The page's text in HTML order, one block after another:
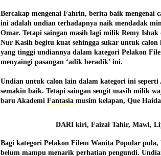
Bercakap mengenai Fahrin, berita baik mengenai
ini adalah undian terhadapnya naik mendadak
Omar. Tetapi saingan masih lagi milik Remy
Nur Kasih begitu kuat sehingga sukar untuk
yang tinggi undiannya dalam kategori Pelakon
menyaingi pasangan ‘adik beradik’ ini.
Undian untuk calon lain dalam kategori ini
semakin baik. Tetapi saingan sengit masih milik
baru Akademi Fantasia musim kelapan, Que
DARI kiri, Faizal Tahir, Mawi,
Bagi kategori Pelakon Filem Wanita Popular
belum mampu menarik perhatian pengundi.